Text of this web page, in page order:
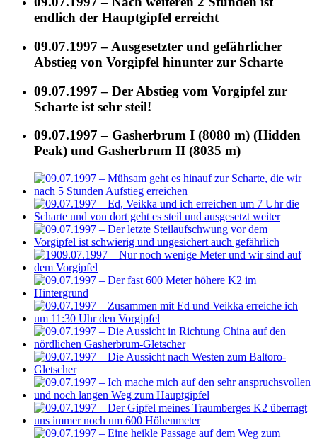
endlich der Hauptgipfel erreicht
09.07.1997 – Ausgesetzter und gefährlicher
Abstieg von Vorgipfel hinunter zur Scharte
09.07.1997 – Der Abstieg vom Vorgipfel zur
Scharte ist sehr steil!
09.07.1997 – Gasherbrum I (8080 m) (Hidden
Peak) und Gasherbrum II (8035 m)